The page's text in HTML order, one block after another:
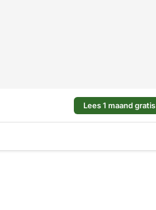
Lees 1 maand gratis